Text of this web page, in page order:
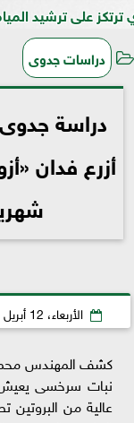
المياه وتدريب
دراسات جدوى
دراسة
الأربعاء، 12 أبريل 2017
كشف المهندس محمد
نبات سرخسى